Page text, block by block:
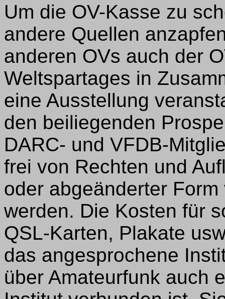
Um die OV-Kasse zu
andere Quellen
anderen OVs auch der
Weltspartages in
eine Ausstellung
den beiliegenden
DARC- und VFDB-
frei von Rechten und
oder abgeänderter
werden. Die Kosten für
QSL-Karten, Plakate
das angesprochene
über Amateurfunk auch